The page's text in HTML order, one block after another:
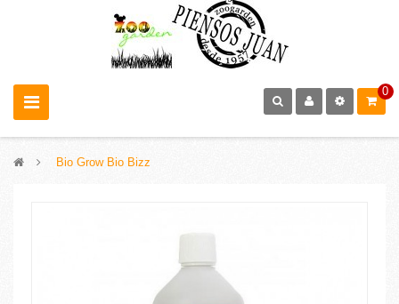
0
> Bio Grow Bio Bizz